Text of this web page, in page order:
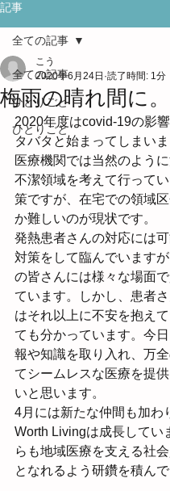
記事
全ての記事
ひとりごと
ひとりごと
全ての記事
梅雨の晴れ間に。
こう
2020年6月24日 読了時間: 1分
2020年度はcovid-19の影
タバタと始まってしまいま
医療機関では当然のよう
不潔領域を考えて行って
策ですが、在宅での領域
か難しいのが現状です。
発熱患者さんの対応には
対策をして臨んでいます
の皆さんには様々な場面
ています。しかし、患者
はそれ以上に不安を抱え
ても分かっています。今
報や知識を取り入れ、万
てシームレスな医療を提
いと思います。
4月には新たな仲間も加わ
Worth Livingは成長してい
らも地域医療を支える社
となれるよう研鑽を積んで